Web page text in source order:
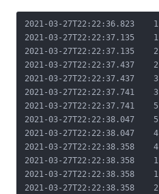
2021-03-27T22:22:36.823
2021-03-27T22:22:37.135
2021-03-27T22:22:37.135
2021-03-27T22:22:37.437
2021-03-27T22:22:37.437
2021-03-27T22:22:37.741
2021-03-27T22:22:37.741
2021-03-27T22:22:38.047
2021-03-27T22:22:38.047
2021-03-27T22:22:38.358
2021-03-27T22:22:38.358
2021-03-27T22:22:38.358
2021-03-27T22:22:38.358